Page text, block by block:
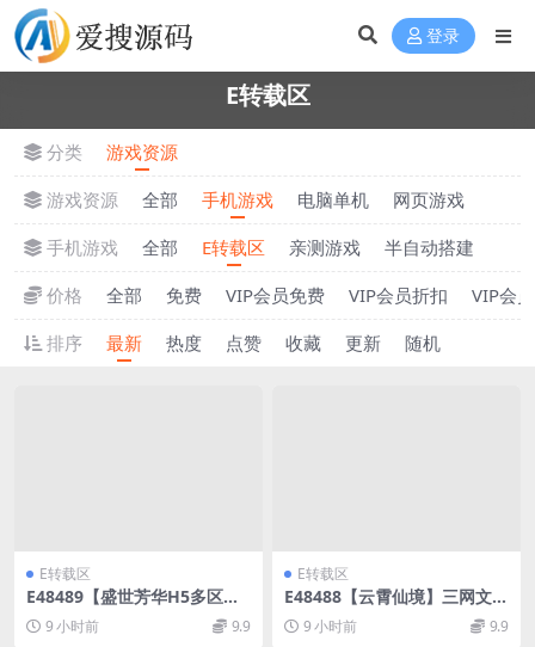
登录
E转载区
分类
游戏资源
游戏资源
全部 手机游戏 电脑单机
网页游戏
手机游戏
全部 E转载区 亲测游戏
半自动搭建
价格
全部 免费 VIP会员免费 VIP会员折扣
VIP会
排序
最新 热度 点赞 收藏 更新 随机
E转载区
E48489【盛世芳华H5多区跨
服代金券本地优化自动环境
版】手游VM单机镜像端+Linu
9 小时前 9.9
E转载区
E48488【云霄仙境】三网文字
修仙网页游戏WIN外网搭建服
务架设端
9 小时前 9.9